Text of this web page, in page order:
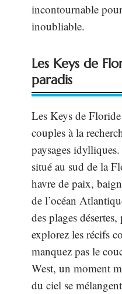
incontournable
inoubliable.
Les Keys de
paradis
Les Keys de
couples à la
paysages
situé au sud de la
havre de paix,
de l’océan
des plages
explorez les récifs
manquez pas le
West, un moment
du ciel se